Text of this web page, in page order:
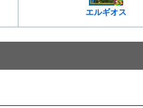
エルギオス